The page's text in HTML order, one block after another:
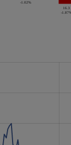
-1.02%
16.3
-